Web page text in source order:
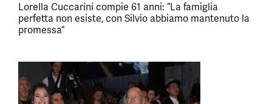
Lorella Cuccarini compie 61 anni: “La famiglia
perfetta non esiste, con Silvio abbiamo mantenuto la
promessa”